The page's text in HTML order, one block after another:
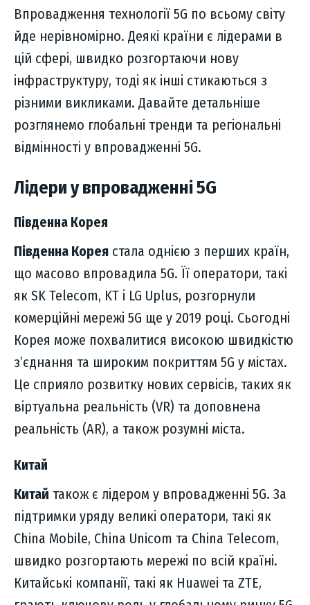
Впровадження технології 5G по всьому світу
йде нерівномірно. Деякі країни є лідерами в
цій сфері, швидко розгортаючи нову
інфраструктуру, тоді як інші стикаються з
різними викликами. Давайте детальніше
розглянемо глобальні тренди та регіональні
відмінності у впровадженні 5G.
Лідери у впровадженні 5G
Південна Корея
Південна Корея стала однією з перших країн,
що масово впровадила 5G. Її оператори, такі
як SK Telecom, KT і LG Uplus, розгорнули
комерційні мережі 5G ще у 2019 році. Сьогодні
Корея може похвалитися високою швидкістю
з’єднання та широким покриттям 5G у містах.
Це сприяло розвитку нових сервісів, таких як
віртуальна реальність (VR) та доповнена
реальність (AR), а також розумні міста.
Китай
Китай також є лідером у впровадженні 5G. За
підтримки уряду великі оператори, такі як
China Mobile, China Unicom та China Telecom,
швидко розгортають мережі по всій країні.
Китайські компанії, такі як Huawei та ZTE,